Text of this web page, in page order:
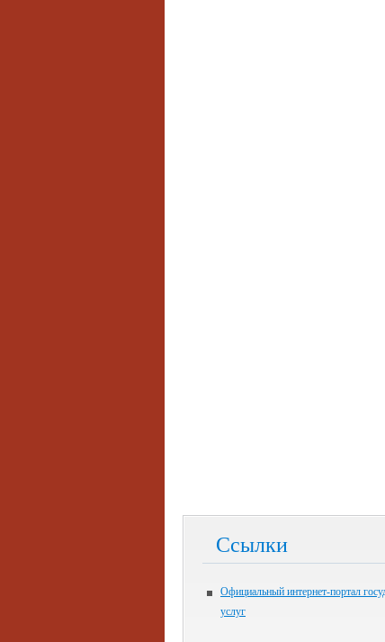
Ссылки
Официальный интернет-портал
услуг